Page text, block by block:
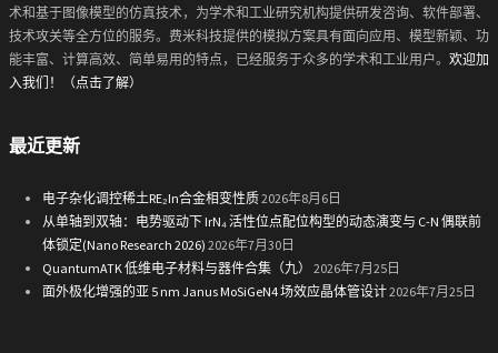
术和基于图像模型的仿真技术，为学术和工业研究机构提供研发咨询、软件部署、
技术攻关等全方位的服务。费米科技提供的模拟方案具有面向应用、模型新颖、功
能丰富、计算高效、简单易用的特点，已经服务于众多的学术和工业用户。 欢迎加
入我们！（点击了解）
最近更新
电子杂化调控稀土RE₂In合金相变性质2026年8月6日
从单轴到双轴：电势驱动下 IrN₄ 活性位点配位构型的动态演变与 C-N 偶联前
体锁定(Nano Research 2026) 2026年7月30日
QuantumATK 低维电子材料与器件合集（九）
2026年7月25日
面外极化增强的亚 5 nm Janus MoSiGeN4 场效应晶体管设计2026年7月25日